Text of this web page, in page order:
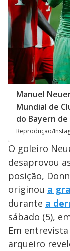
Manuel
Mundial de
do Bayern de
Reprodução/
O goleiro
desaprovou
posição,
originou a
durante a
sábado (5),
Em
arqueiro